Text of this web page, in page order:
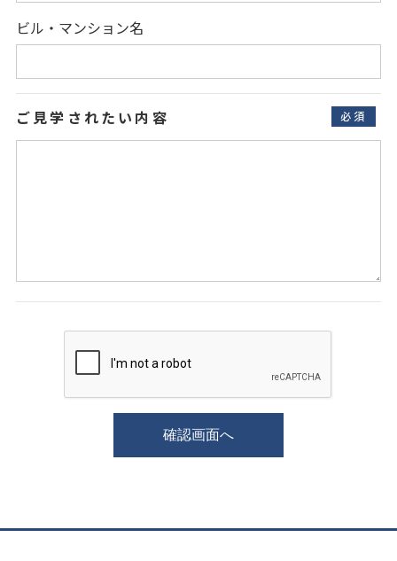
ビル・マンション名
ご見学されたい内容 必須
確認画面へ